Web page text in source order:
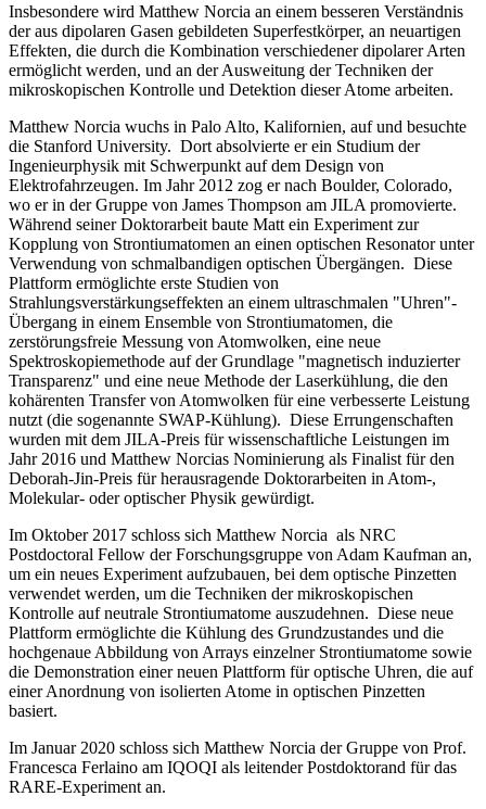
Insbesondere wird Matthew Norcia an einem besseren Verständnis
der aus dipolaren Gasen gebildeten Superfestkörper, an neuartigen
Effekten, die durch die Kombination verschiedener dipolarer Arten
ermöglicht werden, und an der Ausweitung der Techniken der
mikroskopischen Kontrolle und Detektion dieser Atome arbeiten.
Matthew Norcia wuchs in Palo Alto, Kalifornien, auf und besuchte
die Stanford University. Dort absolvierte er ein Studium der
Ingenieurphysik mit Schwerpunkt auf dem Design von
Elektrofahrzeugen. Im Jahr 2012 zog er nach Boulder, Colorado,
wo er in der Gruppe von James Thompson am JILA promovierte.
Während seiner Doktorarbeit baute Matt ein Experiment zur
Kopplung von Strontiumatomen an einen optischen Resonator unter
Verwendung von schmalbandigen optischen Übergängen. Diese
Plattform ermöglichte erste Studien von
Strahlungsverstärkungseffekten an einem ultraschmalen "Uhren"-
Übergang in einem Ensemble von Strontiumatomen, die
zerstörungsfreie Messung von Atomwolken, eine neue
Spektroskopiemethode auf der Grundlage "magnetisch induzierter
Transparenz" und eine neue Methode der Laserkühlung, die den
kohärenten Transfer von Atomwolken für eine verbesserte Leistung
nutzt (die sogenannte SWAP-Kühlung). Diese Errungenschaften
wurden mit dem JILA-Preis für wissenschaftliche Leistungen im
Jahr 2016 und Matthew Norcias Nominierung als Finalist für den
Deborah-Jin-Preis für herausragende Doktorarbeiten in Atom-,
Molekular- oder optischer Physik gewürdigt.
Im Oktober 2017 schloss sich Matthew Norcia als NRC
Postdoctoral Fellow der Forschungsgruppe von Adam Kaufman an,
um ein neues Experiment aufzubauen, bei dem optische Pinzetten
verwendet werden, um die Techniken der mikroskopischen
Kontrolle auf neutrale Strontiumatome auszudehnen. Diese neue
Plattform ermöglichte die Kühlung des Grundzustandes und die
hochgenaue Abbildung von Arrays einzelner Strontiumatome sowie
die Demonstration einer neuen Plattform für optische Uhren, die auf
einer Anordnung von isolierten Atome in optischen Pinzetten
basiert.
Im Januar 2020 schloss sich Matthew Norcia der Gruppe von Prof.
Francesca Ferlaino am IQOQI als leitender Postdoktorand für das
RARE-Experiment an.